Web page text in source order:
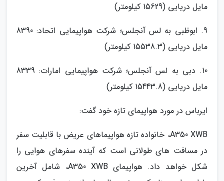
مایل دریایی (15629 کیلومتر)
9. ابوظبی به لس آنجلس؛ شرکت هواپیمایی اتحاد: 8390
مایل دریایی (15538.3 کیلومتر)
10. دبی به لس آنجلس؛ شرکت هواپیمایی امارات: 8339
مایل دریایی (15443.8 کیلومتر)
ایرباس در مورد هواپیمای تازه خود گفت:
A350 XWB، خانواده تازه هواپیماهای عریض با قابلیت سفر
در مسافت های طولانی است که آینده سفرهای هوایی را
شکل خواهد داد. هواپیمای A350 XWB، شامل آخرین